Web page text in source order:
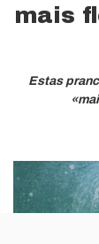
mais
Estas